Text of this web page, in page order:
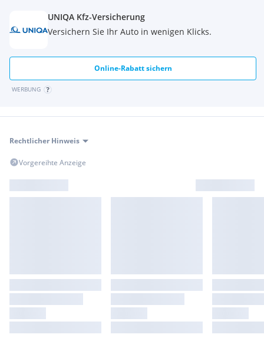
UNIQA Kfz-Versicherung
Versichern Sie Ihr Auto in wenigen Klicks.
Online-Rabatt sichern
WERBUNG
Rechtlicher Hinweis
Vorgereihte Anzeige